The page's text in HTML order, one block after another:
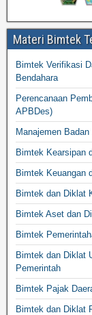
Materi Bimtek
Bimtek Verifikasi
Bendahara
Perencanaan
APBDes)
Manajemen
Bimtek Kearsipan
Bimtek Keuangan
Bimtek dan Diklat
Bimtek Aset dan
Bimtek
Bimtek dan Diklat
Pemerintah
Bimtek Pajak
Bimtek dan Diklat